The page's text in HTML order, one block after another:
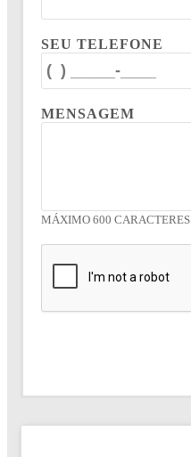
SEU TELEFONE
MENSAGEM
MÁXIMO 600 CARACTERES.